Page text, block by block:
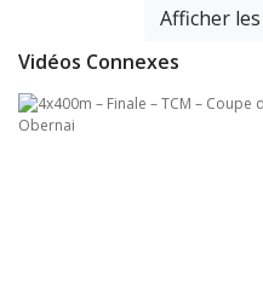
Afficher
Vidéos Connexes